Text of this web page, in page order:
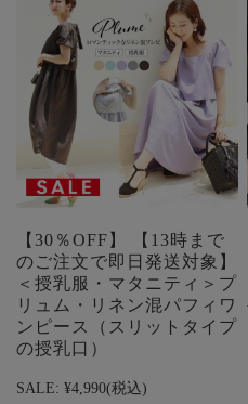
【30％OFF】 【13時まで
のご注文で即日発送対象】
＜授乳服・マタニティ＞プ
リュム・リネン混パフィワ
ンピース（スリットタイプ
の授乳口）
SALE: ¥4,990(税込)